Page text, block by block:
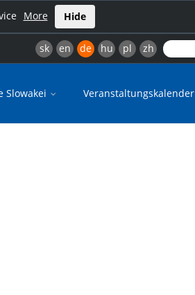
More Hide
sk en de hu pl zh
Slowakei Veranstaltungskalender